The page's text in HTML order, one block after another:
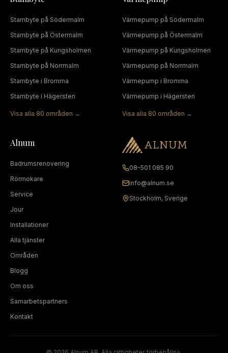
Stambyte på Södermalm
Stambyte på Östermalm
Stambyte på Kungsholmen
Stambyte på Norrmalm
Stambyte i Bromma
Stambyte i Hägersten
Visa alla 80 områden →
Värmepump på Södermalm
Värmepump på Östermalm
Värmepump på Kungsholmen
Värmepump på Norrmalm
Värmepump i Bromma
Värmepump i Hägersten
Visa alla 80 områden →
Alnum
Badrumsrenovering
Rörmokare
Service
Jour
Installationer
Alla tjänster
Områden
Blogg
Om oss
Samarbetspartners
Kontakt
08-501 085 90
info@alnum.se
Stockholm, Sverige